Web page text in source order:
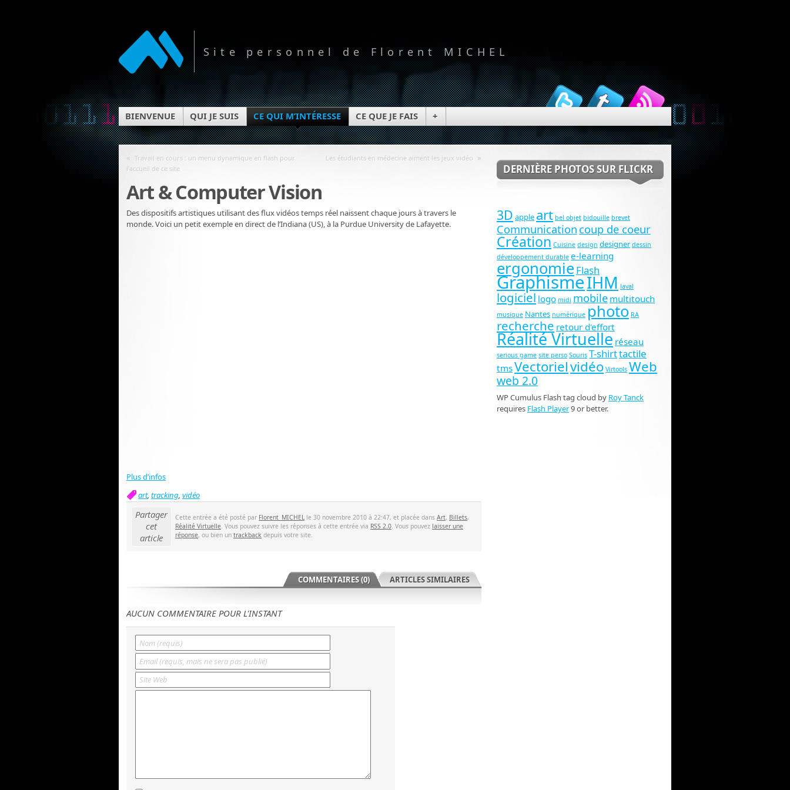
Site personnel de Florent MICHEL
BIENVENUE QUI JE SUIS CE QUI M’INTÉRESSE CE QUE JE FAIS +
« Travail en cours : un menu dynamique en flash pour
l’accueil de ce site
Les étudiants en médecine aiment les jeux vidéo »
Art & Computer Vision
Des dispositifs artistiques utilisant des flux vidéos temps réel naissent chaque jours à travers le
monde. Voici un petit exemple en direct de l’Indiana (US), à la Purdue University de Lafayette.
Plus d’infos
art, tracking, vidéo
Partager
cet
article
Cette entrée a été posté par Florent_MICHELle 30 novembre 2010 à 22:47, et placée dans Art, Billets,
Réalité Virtuelle. Vous pouvez suivre les réponses à cette entrée via RSS 2.0. Vous pouvez laisser une
réponse, ou bien un trackback depuis votre site.
ARTICLES SIMILAIRES
COMMENTAIRES (0)
AUCUN COMMENTAIRE POUR L'INSTANT
DERNIÈRE PHOTOS SUR FLICKR
3D apple art bel objet bidouille brevet
Communication coup de coeur
Création Cuisine design designer dessin
développement durable e-learning
ergonomieFlash
GraphismeIHM laval
logiciel logo midi mobile multitouch
musique Nantes numérique photo RA
recherche retour d'effort
Réalité Virtuelle réseau
serious game site perso Souris T-shirttactile
tmsVectorielvidéo Virtools Web
web 2.0
WP Cumulus Flash tag cloud by Roy Tanck
requires Flash Player9 or better.